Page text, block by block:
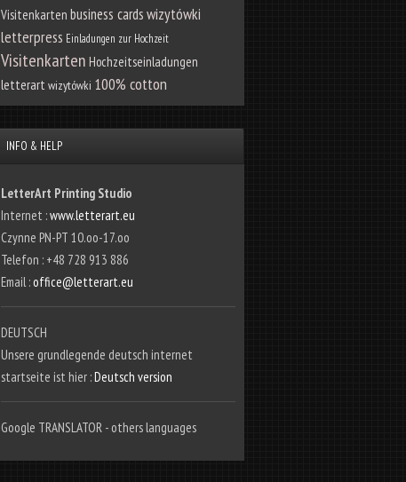
Visitenkarten business cardswizytówki
letterpress Einladungen zur Hochzeit
Visitenkarten Hochzeitseinladungen
letterart wizytówki 100% cotton
INFO & HELP
LetterArt Printing Studio
Internet :www.letterart.eu
Czynne PN-PT 10.oo-17.oo
Telefon : +48 728 913 886
Email :office@letterart.eu
DEUTSCH
Unsere grundlegende deutsch internet
startseite ist hier :Deutsch version
Google TRANSLATOR - others languages